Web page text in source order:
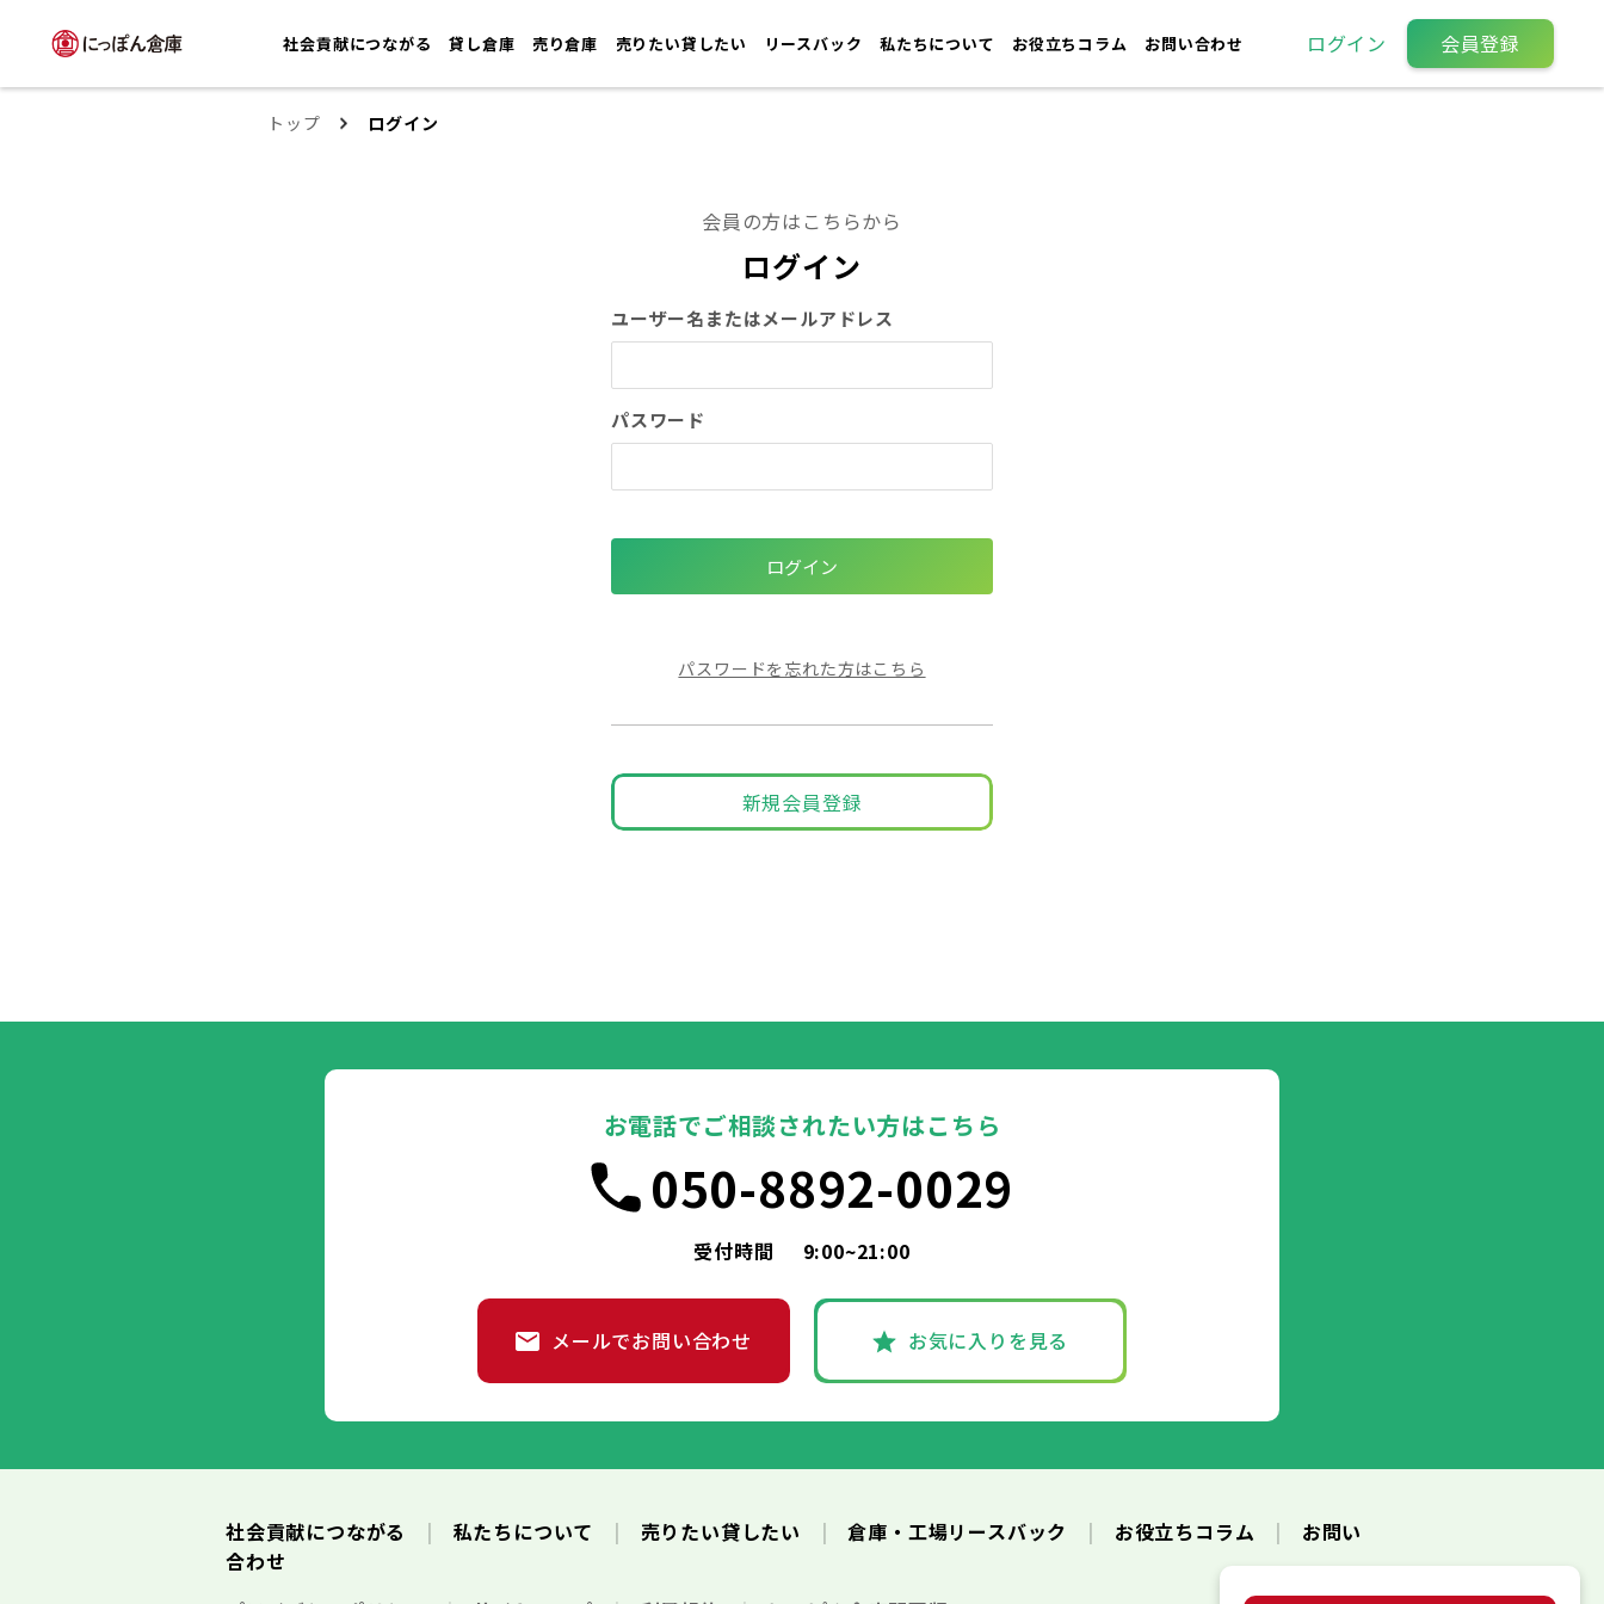
社会貢献につながる 貸し倉庫 売り倉庫 売りたい貸したい リースバック 私たちについて お役立ちコラム お問い合わせ ログイン 会員登録
トップ ログイン
会員の方はこちらから
ログイン
ユーザー名またはメールアドレス
パスワード
パスワードを忘れた方はこちら
新規会員登録
お電話でご相談されたい方はこちら
050-8892-0029
受付時間 9:00~21:00
メールでお問い合わせ お気に入りを見る
社会貢献につながる 私たちについて 売りたい貸したい 倉庫・工場リースバック お役立ちコラム
お問い
合わせ